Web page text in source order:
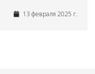
13 февраля 2025 г.